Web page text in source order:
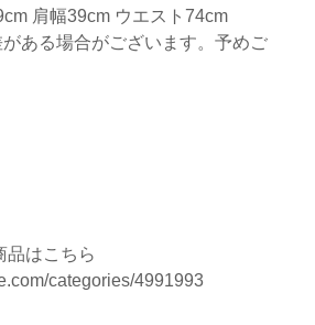
肩幅39cm ウエスト74cm
ある場合がございます。予めご
はこちら
categories/4991993